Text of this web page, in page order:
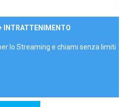
INTRATTENIMENTO
lo Streaming e chiami senza limiti